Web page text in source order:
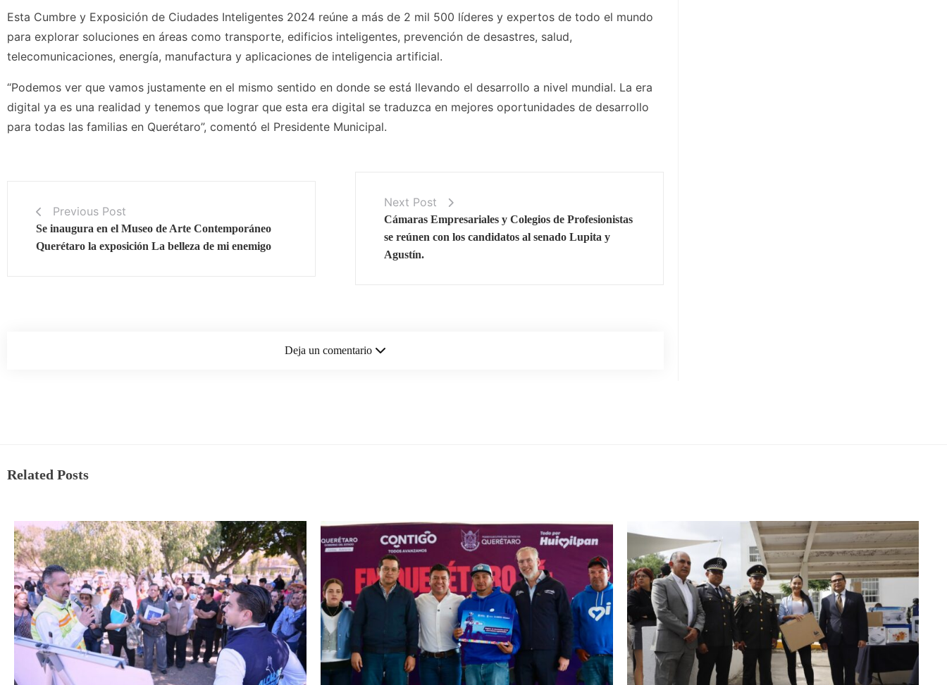
Esta Cumbre y Exposición de Ciudades Inteligentes 2024 reúne a más de 2 mil 500 líderes y expertos de todo el mundo
para explorar soluciones en áreas como transporte, edificios inteligentes, prevención de desastres, salud,
telecomunicaciones, energía, manufactura y aplicaciones de inteligencia artificial.
“Podemos ver que vamos justamente en el mismo sentido en donde se está llevando el desarrollo a nivel mundial. La era
digital ya es una realidad y tenemos que lograr que esta era digital se traduzca en mejores oportunidades de desarrollo
para todas las familias en Querétaro”, comentó el Presidente Municipal.
Previous Post
Se inaugura en el Museo de Arte Contemporáneo
Querétaro la exposición La belleza de mi enemigo
Next Post
Cámaras Empresariales y Colegios de Profesionistas
se reúnen con los candidatos al senado Lupita y
Agustín.
Deja un comentario
Related Posts